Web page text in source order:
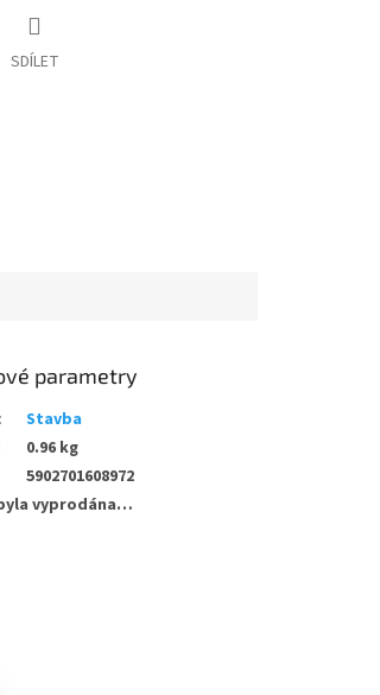
SDÍLET
parametry
:
Stavba
0.96 kg
5902701608972
vyprodána…